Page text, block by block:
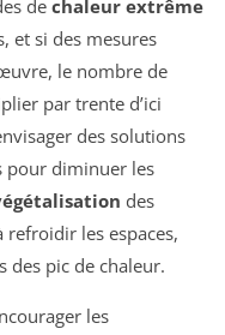
de chaleur extrême
et si des mesures
le nombre de
par trente d’ici
des solutions
pour diminuer les
des
les espaces,
pic de chaleur.
les